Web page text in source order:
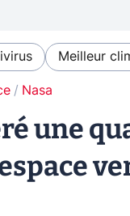
Meilleur
Nasa
une